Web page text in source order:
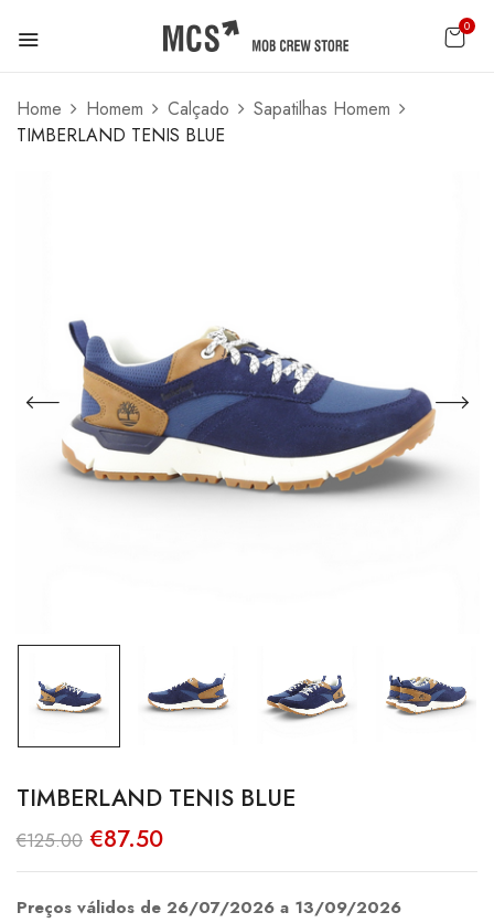
0
Home Homem Calçado
Sapatilhas Homem
TIMBERLAND TENIS BLUE
TIMBERLAND TENIS BLUE
€125.00 O
preço
original
€125.00.
€87.50O
atual
€87.50.
Preços válidos de 26/07/2026 a 13/09/2026